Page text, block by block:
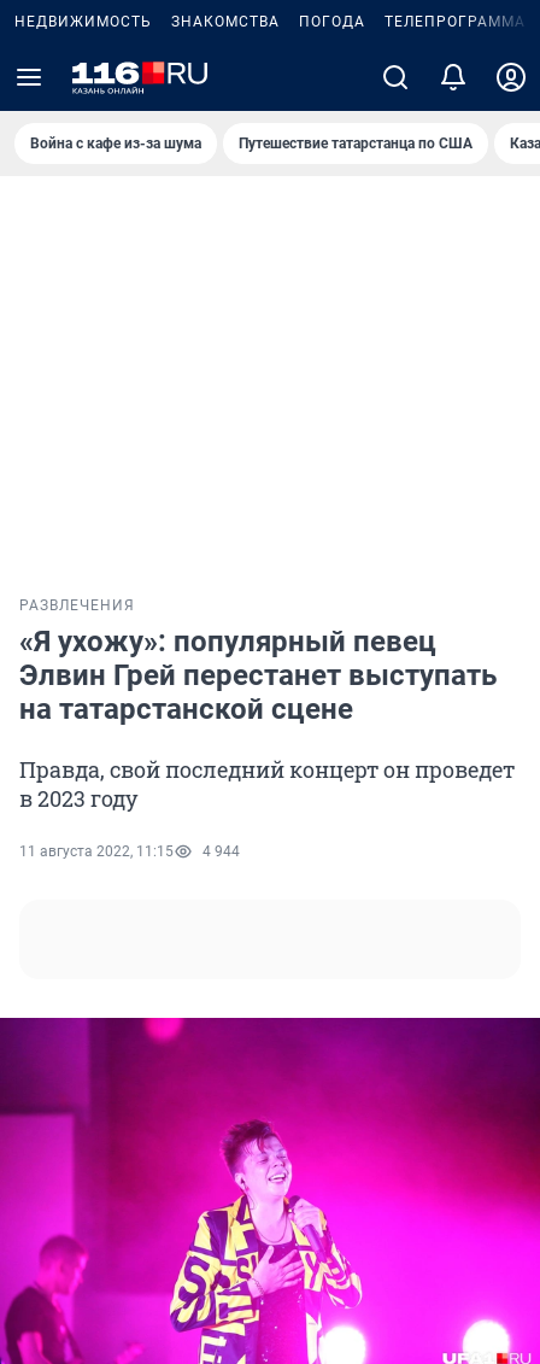
НЕДВИЖИМОСТЬ ЗНАКОМСТВА ПОГОДА ТЕЛЕПРОГРАММА
Война с кафе из-за шума Путешествие татарстанца по США
РАЗВЛЕЧЕНИЯ
«Я ухожу»: популярный певец
Элвин Грей перестанет выступать
на татарстанской сцене
Правда, свой последний концерт он проведет
в 2023 году
11 августа 2022, 11:15 4 944